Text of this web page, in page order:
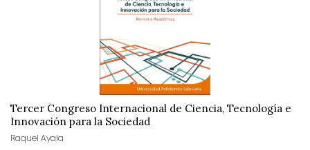
Tercer Congreso Internacional de Ciencia, Tecnología e
Innovación para la Sociedad
Raquel Ayala